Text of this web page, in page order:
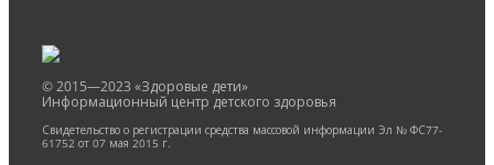
© 2015—2023 «Здоровые дети»
Информационный центр детского здоровья
Свидетельство о регистрации средства массовой информации Эл № ФС77-
61752 от 07 мая 2015 г.